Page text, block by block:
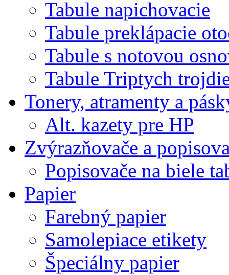
Tabule napichovacie
Tabule preklápacie
Tabule s notovou
Tabule Triptych
Tonery, atramenty a
Alt. kazety pre HP
Zvýrazňovače a
Popisovače na biele
Papier
Farebný papier
Samolepiace etikety
Špeciálny papier